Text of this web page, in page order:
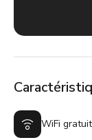
WiFi gratuit